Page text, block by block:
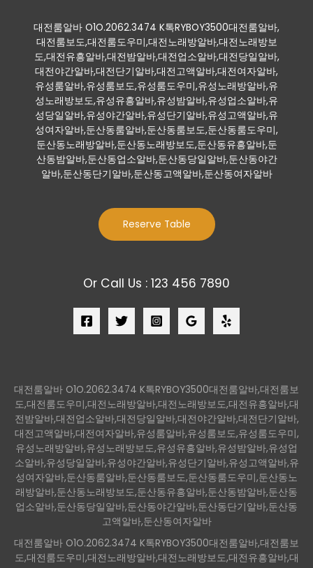
대전룸알바 O1O.2062.3474 K톡RYBOY3500대전룸알바,
대전룸보도,대전룸도우미,대전노래방알바,대전노래방보
도,대전유흥알바,대전밤알바,대전업소알바,대전당일알바,
대전야간알바,대전단기알바,대전고액알바,대전여자알바,
유성룸알바,유성룸보도,유성룸도우미,유성노래방알바,유
성노래방보도,유성유흥알바,유성밤알바,유성업소알바,유
성당일알바,유성야간알바,유성단기알바,유성고액알바,유
성여자알바,둔산동룸알바,둔산동룸보도,둔산동룸도우미,
둔산동노래방알바,둔산동노래방보도,둔산동유흥알바,둔
산동밤알바,둔산동업소알바,둔산동당일알바,둔산동야간
알바,둔산동단기알바,둔산동고액알바,둔산동여자알바
Reserve Table
Or Call Us : 123 456 7890
대전룸알바 O1O.2062.3474 K톡RYBOY3500대전룸알바,대전룸보
도,대전룸도우미,대전노래방알바,대전노래방보도,대전유흥알바,대
전밤알바,대전업소알바,대전당일알바,대전야간알바,대전단기알바,
대전고액알바,대전여자알바,유성룸알바,유성룸보도,유성룸도우미,
유성노래방알바,유성노래방보도,유성유흥알바,유성밤알바,유성업
소알바,유성당일알바,유성야간알바,유성단기알바,유성고액알바,유
성여자알바,둔산동룸알바,둔산동룸보도,둔산동룸도우미,둔산동노
래방알바,둔산동노래방보도,둔산동유흥알바,둔산동밤알바,둔산동
업소알바,둔산동당일알바,둔산동야간알바,둔산동단기알바,둔산동
고액알바,둔산동여자알바
대전룸알바 O1O.2062.3474 K톡RYBOY3500대전룸알바,대전룸보
도,대전룸도우미,대전노래방알바,대전노래방보도,대전유흥알바,대